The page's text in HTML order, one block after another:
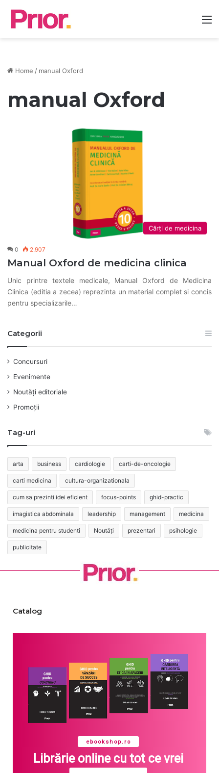
Home / manual Oxford
manual Oxford
Cărți de medicina
0 2.907
Manual Oxford de medicina clinica
Unic printre textele medicale, Manual Oxford de Medicina
Clinica (editia a zecea) reprezinta un material complet si concis
pentru specializarile…
Categorii
Concursuri
Evenimente
Noutăți editoriale
Promoții
Tag-uri
arta business cardiologie carti-de-oncologie
carti medicina cultura-organizationala
cum sa prezinti idei eficient focus-points ghid-practic
imagistica abdominala leadership management medicina
medicina pentru studenti Noutăți prezentari psihologie
publicitate
Catalog
ebookshop.ro
Librărie online cu tot ce vrei